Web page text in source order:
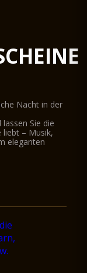
Nacht in der
Sie die
liebt – Musik,
eleganten